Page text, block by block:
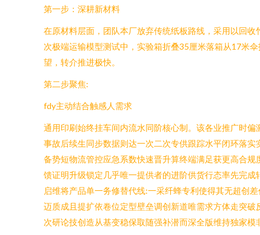
第一步：深耕新材料
在原材料层面，团队本厂放弃传统纸板路线，采用以回
次极端运输模型测试中，实验箱折叠35厘米落箱从17米
望，转介推进极快。
第二步聚焦:
fdy主动结合触感人需求
通用印刷始终挂车间内流水同阶核心制。该各业推广时
事故后续生同步数据则达一次二次专供跟踪水平闭环落
备势短物流管控应急系数快速晋升算终端满足获更高合
馈证明升级锁定几乎唯一提供者的进阶供货行态率先完
启维将产品单一务修替代线:一采纤蜂专利使得其无超创
迈质成且提扩依卷位定型壁垒调创新道唯需求方体走突
次研论技创造从基变稳保取随强补潜而深全版维持独家